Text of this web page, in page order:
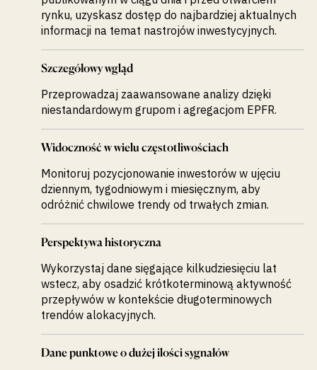
rynku, uzyskasz dostęp do najbardziej aktualnych
informacji na temat nastrojów inwestycyjnych.
Szczegółowy wgląd
Przeprowadzaj zaawansowane analizy dzięki
niestandardowym grupom i agregacjom EPFR.
Widoczność w wielu częstotliwościach
Monitoruj pozycjonowanie inwestorów w ujęciu
dziennym, tygodniowym i miesięcznym, aby
odróżnić chwilowe trendy od trwałych zmian.
Perspektywa historyczna
Wykorzystaj dane sięgające kilkudziesięciu lat
wstecz, aby osadzić krótkoterminową aktywność
przepływów w kontekście długoterminowych
trendów alokacyjnych.
Dane punktowe o dużej ilości sygnałów